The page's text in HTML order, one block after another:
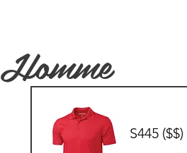
Homme
S445 ($$)